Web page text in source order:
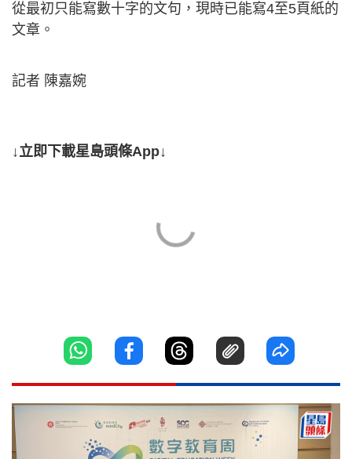
從最初只能寫數十字的文句，現時已能寫4至5頁紙的
文章。
記者 陳嘉婉
↓立即下載星島頭條App↓